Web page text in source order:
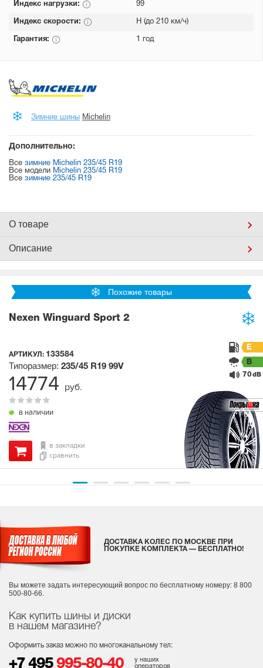
Индекс нагрузки: 99
Индекс скорости: H (до 210 км/ч)
Гарантия: 1 год
Зимние шины Michelin
Дополнительно:
Все зимние Michelin 235/45 R19
Все модели Michelin 235/45 R19
Все зимние 235/45 R19
О товаре
Описание
Похожие товары
Nexen Winguard Sport 2
АРТИКУЛ: 133584
в наличии
Типоразмер: 235/45 R19 99V
E
B
70 dB
в закладки
сравнить
14774 руб.
Как купить шины и диски
в нашем магазине?
Оформить заказ можно по многоканальному тел:
+7 495 995-80-40
у наших
операторов
ДОСТАВКА КОЛЕС ПО МОСКВЕ ПРИ
ПОКУПКЕ КОМПЛЕКТА — БЕСПЛАТНО!
Вы можете задать интересующий вопрос по бесплатному номеру: 8 800
500-80-66.